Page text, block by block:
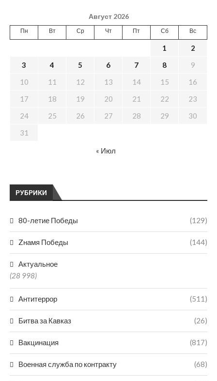
РУБРИКИ
80-летие Победы (129)
Zнамя Победы (144)
Актуальное
(28 998)
Антитеррор (511)
Битва за Кавказ (26)
Вакцинация (817)
Военная служба по контракту (68)
Август 2026
Пн Вт Ср Чт Пт Сб Вс
1
2
3
4 5 6 7 8
9
10
11 12 13 14 15
16
17
18 19 20 21 22
23
24
25 26 27 28 29
30
31
« Июл